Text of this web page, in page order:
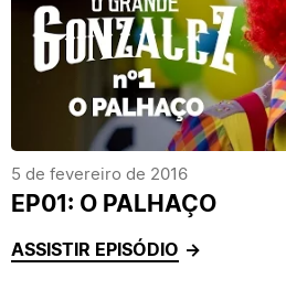
5 de fevereiro de 2016
EP01: O PALHAÇO
ASSISTIR EPISÓDIO